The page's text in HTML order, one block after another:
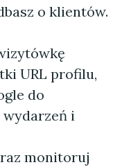
o klientów.
URL profilu,
do
i
monitoruj